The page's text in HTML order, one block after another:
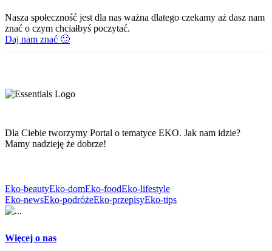
Nasza społeczność jest dla nas ważna dlatego czekamy aż dasz nam
znać o czym chciałbyś poczytać.
Daj nam znać 🙂
Dla Ciebie tworzymy Portal o tematyce EKO. Jak nam idzie?
Mamy nadzieję że dobrze!
Eko-beautyEko-domEko-foodEko-lifestyle
Eko-newsEko-podróżeEko-przepisyEko-tips
Więcej o nas